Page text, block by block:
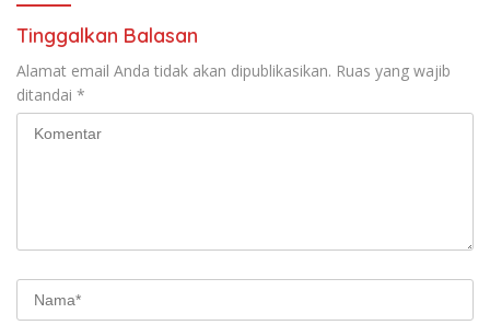
Tinggalkan Balasan
Alamat email Anda tidak akan dipublikasikan. Ruas yang wajib
ditandai *